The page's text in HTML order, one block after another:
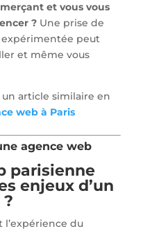
et vous vous
?Une prise de
peut
et même vous
article similaire en
web à Paris
agence web
parisienne
enjeux d’un
l’expérience du